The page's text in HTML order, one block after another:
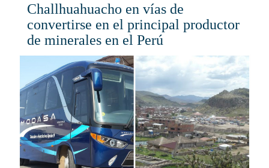
Challhuahuacho en vías de
convertirse en el principal productor
de minerales en el Perú